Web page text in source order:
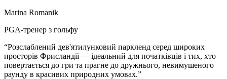
Marina Romanik
PGA-тренер з гольфу
“Розслаблений дев'ятилунковий паркленд серед широких
просторів Фрисландії — ідеальний для початківців і тих, хто
повертається до гри та прагне до дружнього, невимушеного
раунду в красивих природних умовах.”